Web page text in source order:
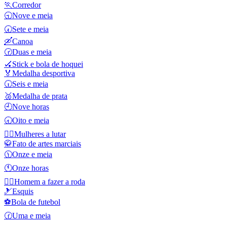
🏃Corredor
🕤Nove e meia
🕢Sete e meia
🛶Canoa
🕝Duas e meia
🏑Stick e bola de hoquei
🏅 Medalha desportiva
🕡Seis e meia
🥈Medalha de prata
🕘Nove horas
🕣Oito e meia
🤼‍♀️Mulheres a lutar
🥋Fato de artes marciais
🕦Onze e meia
🕚Onze horas
🤸‍♂️Homem a fazer a roda
🎿Esquis
⚽Bola de futebol
🕜Uma e meia